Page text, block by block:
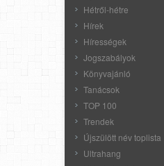
Hétről-hétre
Hírek
Hírességek
Jogszabályok
Könyvajánló
Tanácsok
TOP 100
Trendek
Újszülött név toplista
Ultrahang